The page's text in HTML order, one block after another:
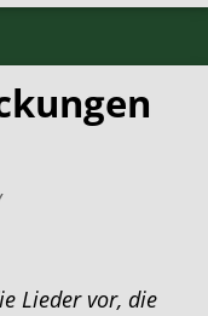
Lieder vor, die